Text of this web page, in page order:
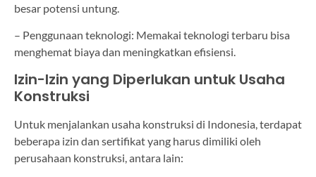
besar potensi untung.
– Penggunaan teknologi: Memakai teknologi terbaru bisa
menghemat biaya dan meningkatkan efisiensi.
Izin-Izin yang Diperlukan untuk Usaha
Konstruksi
Untuk menjalankan usaha konstruksi di Indonesia, terdapat
beberapa izin dan sertifikat yang harus dimiliki oleh
perusahaan konstruksi, antara lain: